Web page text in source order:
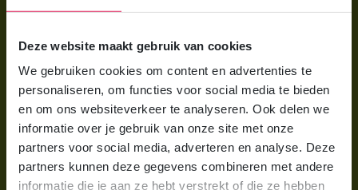
Deze website maakt gebruik van cookies
We gebruiken cookies om content en advertenties te
personaliseren, om functies voor social media te bieden
en om ons websiteverkeer te analyseren. Ook delen we
informatie over je gebruik van onze site met onze
partners voor social media, adverteren en analyse. Deze
partners kunnen deze gegevens combineren met andere
informatie die je aan ze hebt verstrekt of die ze hebben
Voor ouders
Wat kost een gastouder?
Hoe vind ik een gastouder?
Voor gastouders
Gastouder worden bij 4Kids